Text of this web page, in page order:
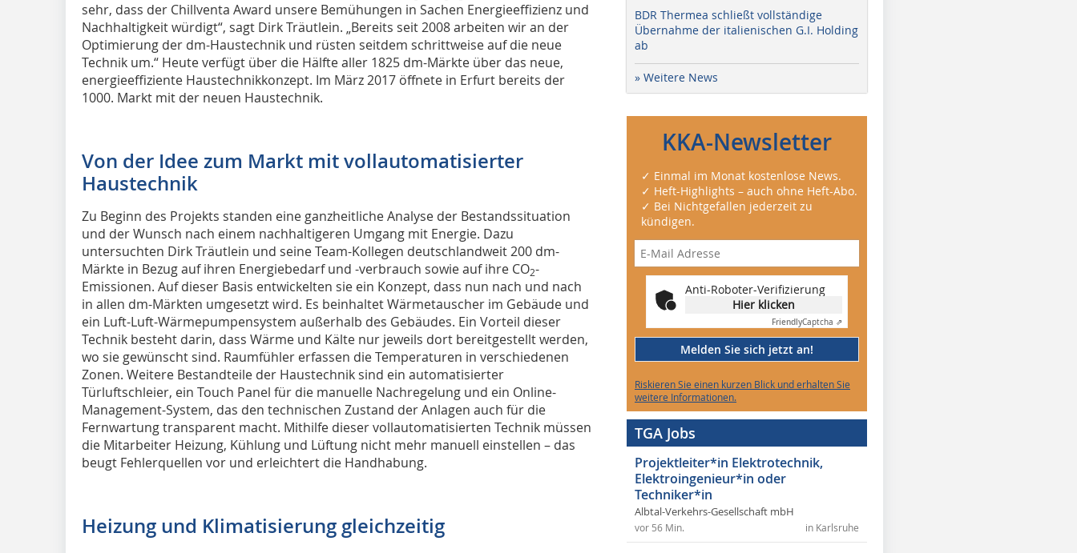
sehr, dass der Chillventa Award unsere Bemühungen in Sachen Energieeffizienz und
Nachhaltigkeit würdigt“, sagt Dirk Träutlein. „Bereits seit 2008 arbeiten wir an der
Optimierung der dm-Haustechnik und rüsten seitdem schrittweise auf die neue
Technik um.“ Heute verfügt über die Hälfte aller 1825 dm-Märkte über das neue,
energieeffiziente Haustechnikkonzept. Im März 2017 öffnete in Erfurt bereits der
1000. Markt mit der neuen Haustechnik.
Von der Idee zum Markt mit vollautomatisierter
Haustechnik
Zu Beginn des Projekts standen eine ganzheitliche Analyse der Bestandssituation
und der Wunsch nach einem nachhaltigeren Umgang mit Energie. Dazu
untersuchten Dirk Träutlein und seine Team-Kollegen deutschlandweit 200 dm-
Märkte in Bezug auf ihren Energiebedarf und -verbrauch sowie auf ihre CO2-
Emissionen. Auf dieser Basis entwickelten sie ein Konzept, dass nun nach und nach
in allen dm-Märkten umgesetzt wird. Es beinhaltet Wärmetauscher im Gebäude und
ein Luft-Luft-Wärmepumpensystem außerhalb des Gebäudes. Ein Vorteil dieser
Technik besteht darin, dass Wärme und Kälte nur jeweils dort bereitgestellt werden,
wo sie gewünscht sind. Raumfühler erfassen die Temperaturen in verschiedenen
Zonen. Weitere Bestandteile der Haustechnik sind ein automatisierter
Türluftschleier, ein Touch Panel für die manuelle Nachregelung und ein Online-
Management-System, das den technischen Zustand der Anlagen auch für die
Fernwartung transparent macht. Mithilfe dieser vollautomatisierten Technik müssen
die Mitarbeiter Heizung, Kühlung und Lüftung nicht mehr manuell einstellen – das
beugt Fehlerquellen vor und erleichtert die Handhabung.
Heizung und Klimatisierung gleichzeitig
BDR Thermea schließt vollständige
Übernahme der italienischen G.I. Holding
ab
» Weitere News
KKA-Newsletter
✓ Einmal im Monat kostenlose News.
✓ Heft-Highlights – auch ohne Heft-Abo.
✓ Bei Nichtgefallen jederzeit zu
kündigen.
Anti-Roboter-Verifizierung
Hier klicken
FriendlyCaptcha ⇗
Melden Sie sich jetzt an!
Riskieren Sie einen kurzen Blick und erhalten Sie
weitere Informationen.
TGA Jobs
Projektleiter*in Elektrotechnik,
Elektroingenieur*in oder
Techniker*in
Albtal-Verkehrs-Gesellschaft mbH
in Karlsruhe
vor 56 Min.